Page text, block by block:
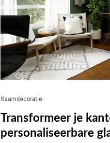
Raamdecoratie
Transformeer je
personaliseerbare